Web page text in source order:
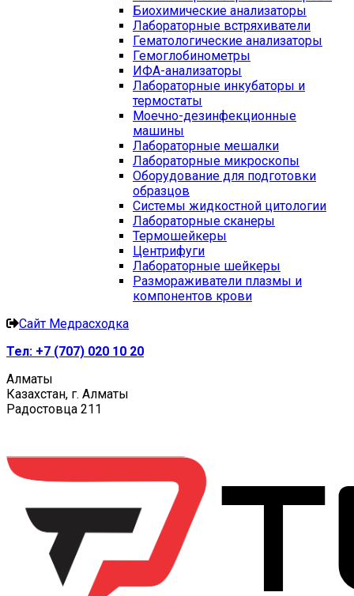
Биохимические анализаторы
Лабораторные встряхиватели
Гематологические анализаторы
Гемоглобинометры
ИФА-анализаторы
Лабораторные инкубаторы и
термостаты
Моечно-дезинфекционные
машины
Лабораторные мешалки
Лабораторные микроскопы
Оборудование для подготовки
образцов
Системы жидкостной цитологии
Лабораторные сканеры
Термошейкеры
Центрифуги
Лабораторные шейкеры
Размораживатели плазмы и
компонентов крови
Сайт Медрасходка
Тел: +7 (707) 020 10 20
Алматы
Казахстан, г. Алматы
Радостовца 211